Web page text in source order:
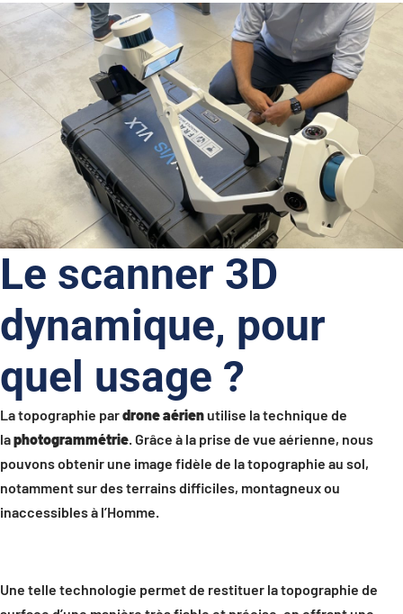
Le scanner 3D
dynamique, pour
quel usage ?
La topographie pardrone aérienutilise la technique de
laphotogrammétrie . Grâce à la prise de vue aérienne, nous
pouvons obtenir une image fidèle de la topographie au sol,
notamment sur des terrains difficiles, montagneux ou
inaccessibles à l’Homme.
Une telle technologie permet de restituer la topographie de